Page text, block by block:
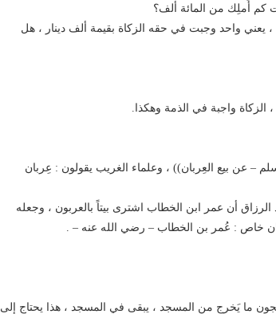
كم أَملِك من المائة ألف؟
يعني واحد وجبت في حقه الزكاة بقيمة ألف دينار ، هل
الزكاة واجبة في الذمة وهكذا.
– عن بيع العِربان)) ، وعلماء الغريب يقولون : عِربان
أن عمر ابن الخطاب اشترى بيتاً بالعربون ، وجعله
خاص : عُمر بن الخطاب – رضي الله عنه – .
ما يَخرج من المسجد ، يبقى في المسجد ، هذا يحتاج إلى